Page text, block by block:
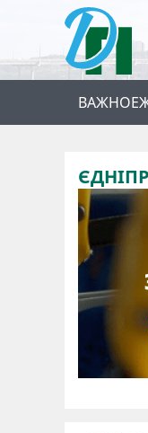
ВАЖНОЕ